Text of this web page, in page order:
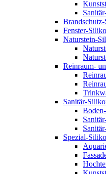
Fenster-
Naturstein-
Reinraum-
Sanitär-
Spezial-